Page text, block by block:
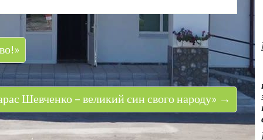
Шевченко – великий син свого народу» →